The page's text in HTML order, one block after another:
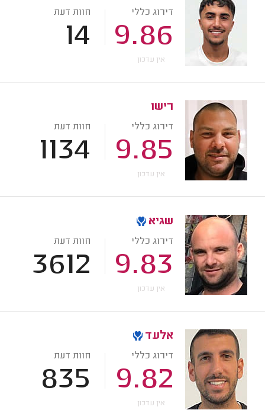
דירוג כללי
9.86
חוות דעת
14
אין עדכון
רישו
דירוג כללי
9.85
חוות דעת
1134
אין עדכון
שגיא
דירוג כללי
9.83
חוות דעת
3612
אין עדכון
אלעד
דירוג כללי
9.82
חוות דעת
835
אין עדכון